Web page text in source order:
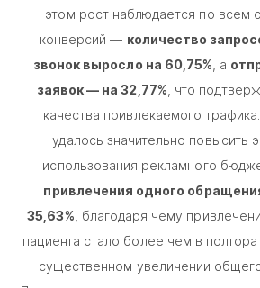
этом рост наблюдается по всем
конверсий — количество
звонок выросло на 60,75% , а
заявок — на 32,77% , что
качества привлекаемого
удалось значительно повысить
использования рекламного
привлечения одного
35,63% , благодаря чему
пациента стало более чем в
существенном увеличении